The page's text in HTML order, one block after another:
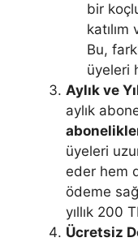
bir
Bu,
üyeleri
Aylık ve
aylık
üyeleri
eder hem
ödeme
yıllık 200
Ücretsiz